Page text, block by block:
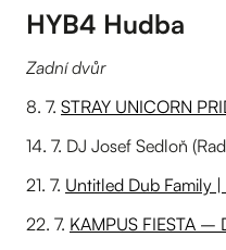
HYB4 Hudba
Zadní dvůr
8. 7. STRAY UNICORN
14. 7. DJ Josef Sedloň
21. 7. Untitled Dub Family |
22. 7. KAMPUS FIESTA –